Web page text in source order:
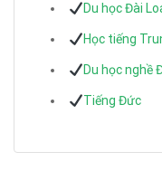
Du học Đài
Học tiếng
Du học nghề
Tiếng Đức